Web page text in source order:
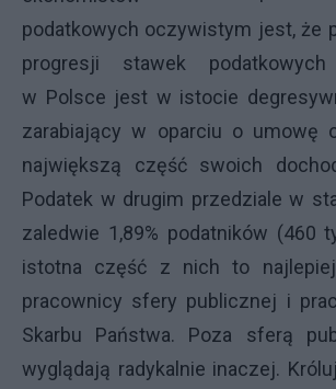
podatkowych oczywistym jest, że
progresji stawek
w Polsce jest w istocie
zarabiający w oparciu o umowę
największą część swoich
Podatek w drugim przedziale w
zaledwie 1,89% podatników (460
istotna część z nich to najlepiej
pracownicy sfery publicznej i
Skarbu Państwa. Poza sferą
wyglądają radykalnie inaczej.